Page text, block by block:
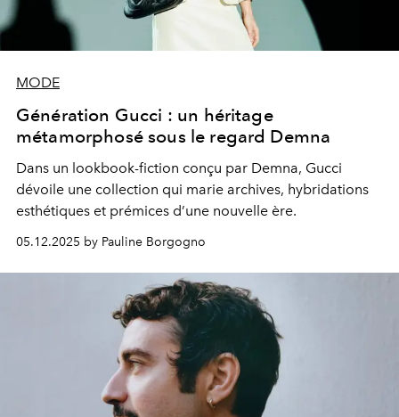
MODE
Génération Gucci : un héritage
métamorphosé sous le regard Demna
Dans un lookbook-fiction conçu par Demna, Gucci
dévoile une collection qui marie archives, hybridations
esthétiques et prémices d’une nouvelle ère.
05.12.2025 by Pauline Borgogno